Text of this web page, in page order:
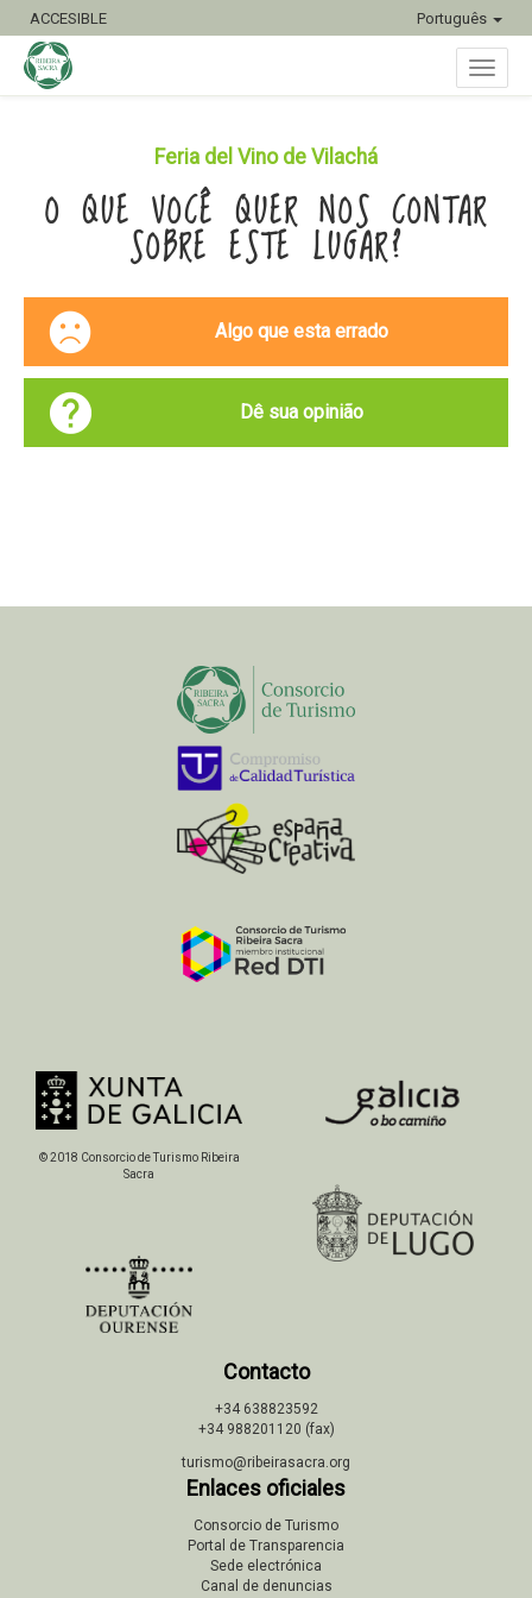
ACCESIBLE Português
Feria del Vino de Vilachá
O QUE VOCÊ QUER NOS CONTAR
SOBRE ESTE LUGAR?
Algo que esta errado
Dê sua opinião
© 2018 Consorcio de Turismo Ribeira
Sacra
Contacto
+34 638823592
+34 988201120 (fax)
turismo@ribeirasacra.org
Enlaces oficiales
Consorcio de Turismo
Portal de Transparencia
Sede electrónica
Canal de denuncias